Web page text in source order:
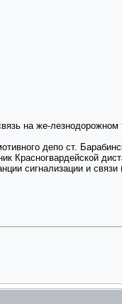
на же-лезнодорожном
депо ст.
Красногвардейской
сигнализации и